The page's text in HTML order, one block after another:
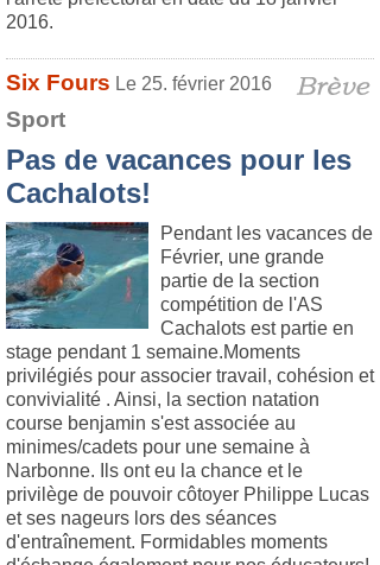
2016.
Six Fours Le 25. février 2016
Sport
Pas de vacances pour les
Cachalots!
Pendant les vacances de
Février, une grande
partie de la section
compétition de l'AS
Cachalots est partie en
stage pendant 1 semaine.Moments
privilégiés pour associer travail, cohésion et
convivialité . Ainsi, la section natation
course benjamin s'est associée au
minimes/cadets pour une semaine à
Narbonne. Ils ont eu la chance et le
privilège de pouvoir côtoyer Philippe Lucas
et ses nageurs lors des séances
d'entraînement. Formidables moments